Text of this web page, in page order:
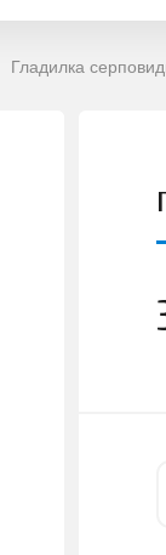
Гладилка